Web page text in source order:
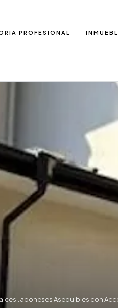
PROFESIONAL
Japoneses Asequibles con